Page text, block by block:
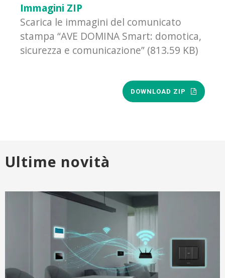
Immagini ZIP
Scarica le immagini del comunicato
stampa “AVE DOMINA Smart: domotica,
sicurezza e comunicazione” (813.59 KB)
DOWNLOAD ZIP
Ultime novità